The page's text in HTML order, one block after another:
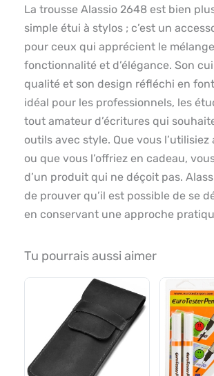
La trousse Alassio 2648 est bien
simple étui à stylos ; c’est un
pour ceux qui apprécient le
fonctionnalité et d’élégance. Son
qualité et son design réfléchi en
idéal pour les professionnels, les
tout amateur d’écritures qui
outils avec style. Que vous
ou que vous l’offriez en cadeau,
d’un produit qui ne déçoit pas.
de prouver qu’il est possible de se
en conservant une approche
Tu pourrais aussi aimer